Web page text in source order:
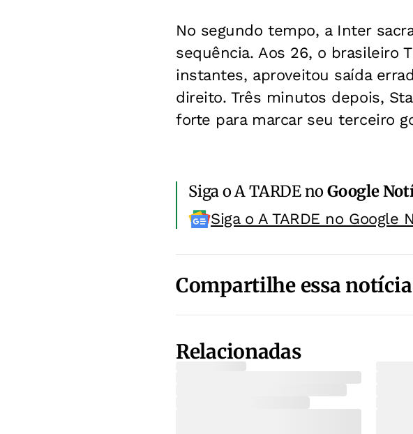
No segundo tempo, a Inter
sequência. Aos 26, o brasileiro
instantes, aproveitou saída
direito. Três minutos depois,
forte para marcar seu terceiro
Siga o A TARDE noGoogle
Siga o A TARDE no Google
Compartilhe essa
Relacionadas